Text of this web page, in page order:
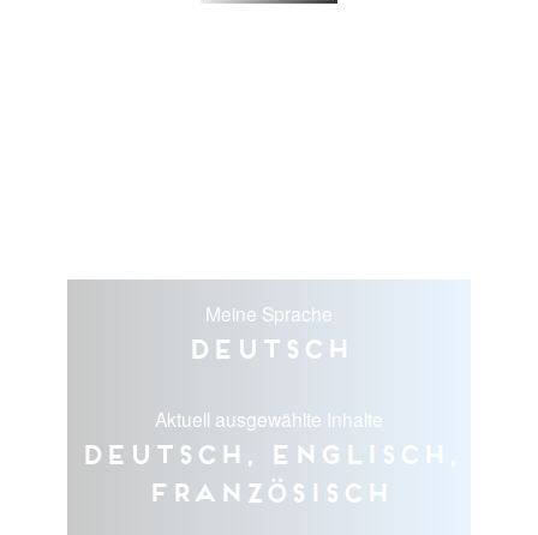
Meine Sprache
Deutsch
Aktuell ausgewählte Inhalte
Deutsch, Englisch,
Französisch